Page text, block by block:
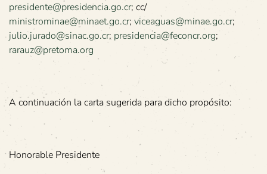
presidente@presidencia.go.cr; cc/
ministrominae@minaet.go.cr; viceaguas@minae.go.cr;
julio.jurado@sinac.go.cr; presidencia@feconcr.org;
rarauz@pretoma.org
A continuación la carta sugerida para dicho propósito:
Honorable Presidente